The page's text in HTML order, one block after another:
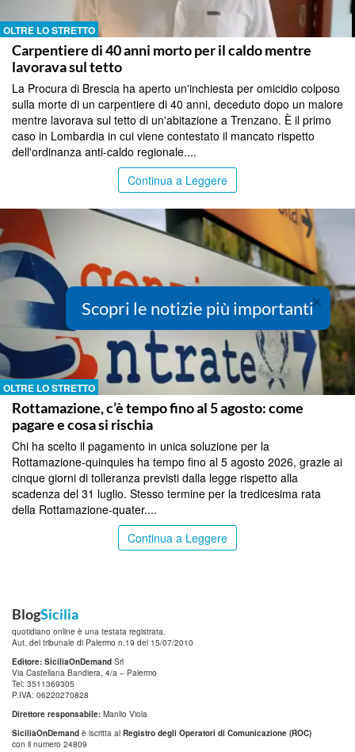
OLTRE LO STRETTO
Carpentiere di 40 anni morto per il caldo mentre
lavorava sul tetto
La Procura di Brescia ha aperto un'inchiesta per omicidio colposo
sulla morte di un carpentiere di 40 anni, deceduto dopo un malore
mentre lavorava sul tetto di un'abitazione a Trenzano. È il primo
caso in Lombardia in cui viene contestato il mancato rispetto
dell'ordinanza anti-caldo regionale....
Continua a Leggere
OLTRE LO STRETTO
Rottamazione, c’è tempo fino al 5 agosto: come
pagare e cosa si rischia
Chi ha scelto il pagamento in unica soluzione per la
Rottamazione-quinquies ha tempo fino al 5 agosto 2026, grazie ai
cinque giorni di tolleranza previsti dalla legge rispetto alla
scadenza del 31 luglio. Stesso termine per la tredicesima rata
della Rottamazione-quater....
Continua a Leggere
BlogSicilia
quotidiano online è una testata registrata.
Aut. del tribunale di Palermo n.19 del 15/07/2010
Editore: SiciliaOnDemand Srl
Via Castellana Bandiera, 4/a – Palermo
Tel: 3511369305
P.IVA: 06220270828
Direttore responsabile: Manlio Viola
SiciliaOnDemand è iscritta al Registro degli Operatori di Comunicazione (ROC)
con il numero 24809
×
Scopri le notizie più importanti